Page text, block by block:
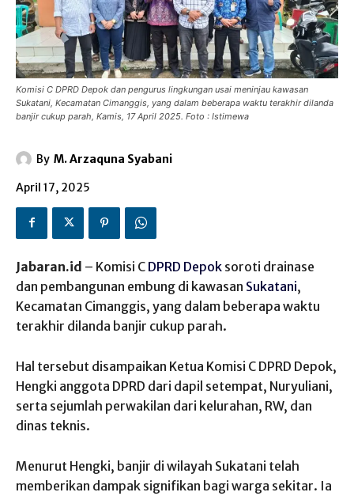
Komisi C DPRD Depok dan pengurus lingkungan usai meninjau kawasan
Sukatani, Kecamatan Cimanggis, yang dalam beberapa waktu terakhir dilanda
banjir cukup parah, Kamis, 17 April 2025. Foto : Istimewa
By M. Arzaquna Syabani
April 17, 2025
Jabaran.id – Komisi C DPRD Depok soroti drainase
dan pembangunan embung di kawasan Sukatani,
Kecamatan Cimanggis, yang dalam beberapa waktu
terakhir dilanda banjir cukup parah.
Hal tersebut disampaikan Ketua Komisi C DPRD Depok,
Hengki anggota DPRD dari dapil setempat, Nuryuliani,
serta sejumlah perwakilan dari kelurahan, RW, dan
dinas teknis.
Menurut Hengki, banjir di wilayah Sukatani telah
memberikan dampak signifikan bagi warga sekitar. Ia